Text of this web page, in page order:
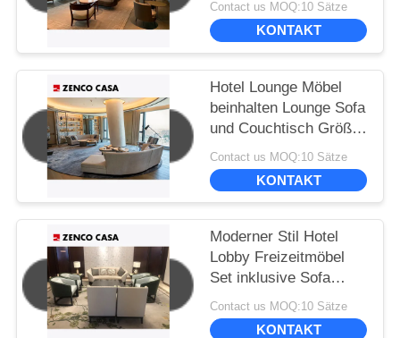
Contact us MOQ:10 Sätze
KONTAKT
Hotel Lounge Möbel
beinhalten Lounge Sofa
und Couchtisch Größe
3600*900*780
Contact us MOQ:10 Sätze
KONTAKT
Moderner Stil Hotel
Lobby Freizeitmöbel
Set inklusive Sofa
Freizeitstuhl
Kaffeetisch
Contact us MOQ:10 Sätze
KONTAKT